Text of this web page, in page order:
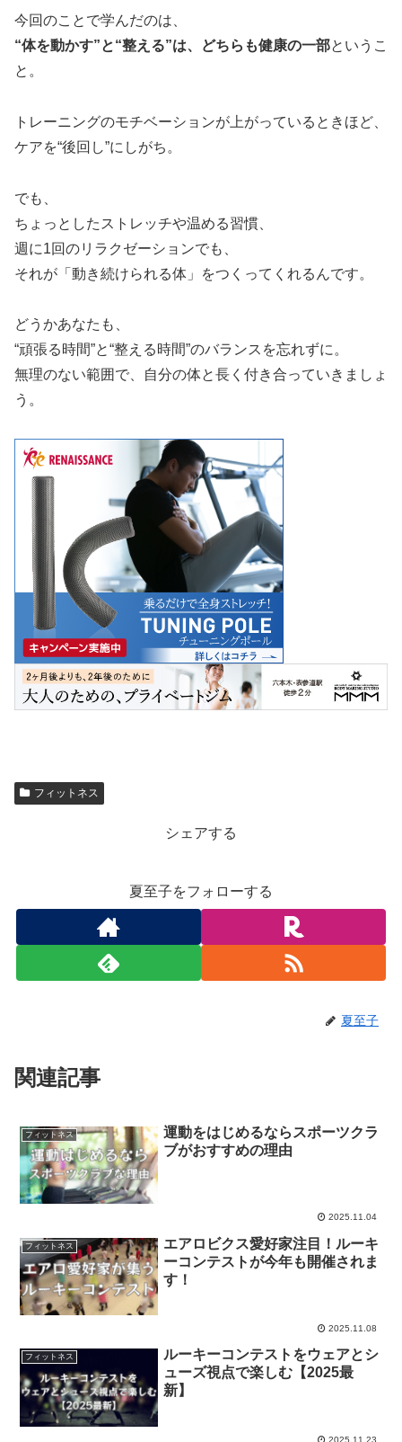
今回のことで学んだのは、
“体を動かす”と“整える”は、どちらも健康の一部というこ
と。
トレーニングのモチベーションが上がっているときほど、
ケアを“後回し”にしがち。
でも、
ちょっとしたストレッチや温める習慣、
週に1回のリラクゼーションでも、
それが「動き続けられる体」をつくってくれるんです。
どうかあなたも、
“頑張る時間”と“整える時間”のバランスを忘れずに。
無理のない範囲で、自分の体と長く付き合っていきましょ
う。
フィットネス
シェアする
夏至子をフォローする
夏至子
関連記事
フィットネス
運動をはじめるならスポーツクラ
ブがおすすめの理由
2025.11.04
フィットネス
エアロビクス愛好家注目！ルーキ
ーコンテストが今年も開催されま
す！
2025.11.08
フィットネス
ルーキーコンテストをウェアとシ
ューズ視点で楽しむ【2025最
新】
2025.11.23